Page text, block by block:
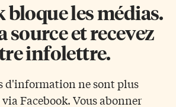
bloque les médias.
source et recevez
infolettre.
d'information ne sont plus
Facebook. Vous abonner